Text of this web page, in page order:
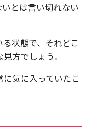
とは言い切れない
状態で、それどこ
方でしょう。
気に入っていたこ